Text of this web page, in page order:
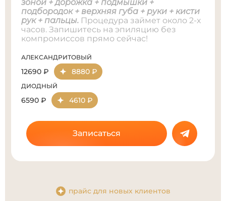
зоной + дорожка + подмышки +
подбородок + верхняя губа + руки + кисти
рук + пальцы. Процедура займет около 2-х
часов. Запишитесь на эпиляцию без
компромиссов прямо сейчас!
АЛЕКСАНДРИТОВЫЙ
12690 ₽ 8880 ₽
ДИОДНЫЙ
6590 ₽ 4610 ₽
Записаться
прайс для новых клиентов